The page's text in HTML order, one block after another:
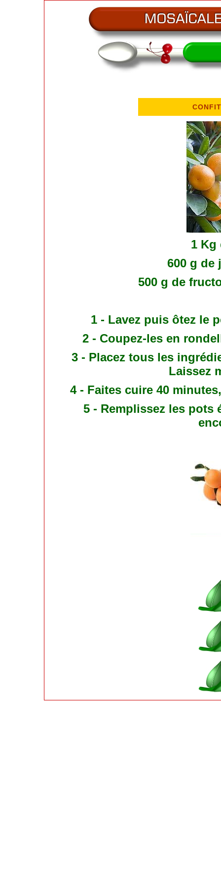
1 Kg
600 g de
500 g de
1 - Lavez puis ôtez le
2 - Coupez-les en
3 - Placez tous les
Laissez
4 - Faites cuire 40
5 - Remplissez les pots